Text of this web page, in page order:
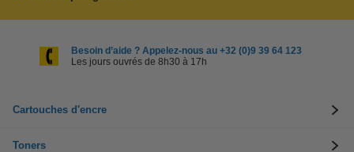
Besoin d’aide ? Appelez-nous au +32 (0)9 39 64 123
Les jours ouvrés de 8h30 à 17h
Cartouches d'encre
Toners